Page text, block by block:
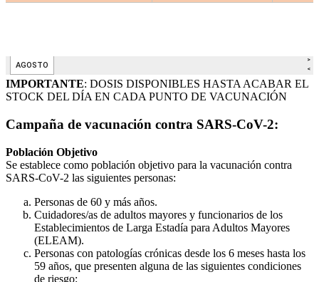
IMPORTANTE: DOSIS DISPONIBLES HASTA ACABAR EL
STOCK DEL DÍA EN CADA PUNTO DE VACUNACIÓN
Campaña de vacunación contra SARS-CoV-2:
Población Objetivo
Se establece como población objetivo para la vacunación contra
SARS-CoV-2 las siguientes personas:
Personas de 60 y más años.
Cuidadores/as de adultos mayores y funcionarios de los
Establecimientos de Larga Estadía para Adultos Mayores
(ELEAM).
Personas con patologías crónicas desde los 6 meses hasta los
59 años, que presenten alguna de las siguientes condiciones
de riesgo: